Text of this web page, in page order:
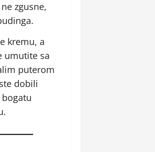
zgusne,
kremu, a
umutite sa
puterom
dobili